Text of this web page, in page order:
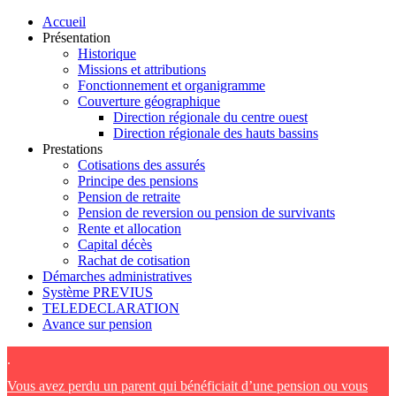
Accueil
Présentation
Historique
Missions et attributions
Fonctionnement et organigramme
Couverture géographique
Direction régionale du centre ouest
Direction régionale des hauts bassins
Prestations
Cotisations des assurés
Principe des pensions
Pension de retraite
Pension de reversion ou pension de survivants
Rente et allocation
Capital décès
Rachat de cotisation
Démarches administratives
Système PREVIUS
TELEDECLARATION
Avance sur pension
.
Vous avez perdu un parent qui bénéficiait d’une pension ou vous